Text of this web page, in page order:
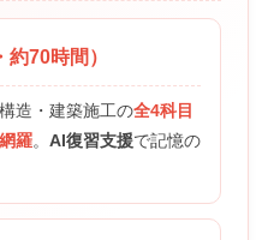
70時間）
造・建築施工の全4科目
羅。 AI復習支援で記憶の